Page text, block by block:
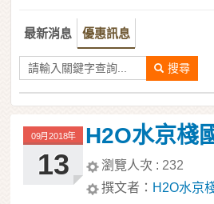
最新消息 優惠訊息
搜尋
H2O水京棧
瀏覽人次 : 232
撰文者： H2O水京
09月2018年
13